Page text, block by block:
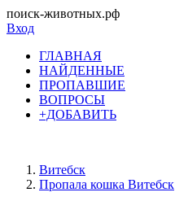
поиск-животных.рф
Вход
ГЛАВНАЯ
НАЙДЕННЫЕ
ПРОПАВШИЕ
ВОПРОСЫ
+ДОБАВИТЬ
Витебск
Пропала кошка Витебск